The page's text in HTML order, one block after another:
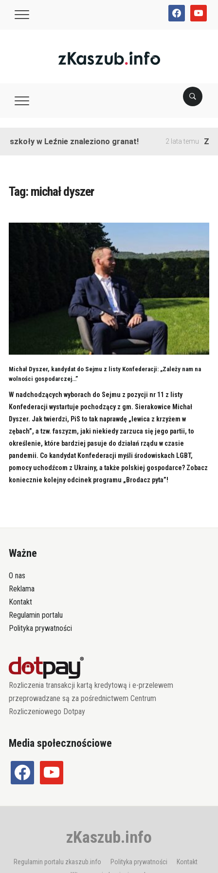
facebookyoutube
szkoły w Leźnie znaleziono granat! 2 lata temu
Tag: michał dyszer
Michał Dyszer, kandydat do Sejmu z listy Konfederacji: „Zależy nam na
wolności gospodarczej…”
W nadchodzących wyborach do Sejmu z pozycji nr 11 z listy
Konfederacji wystartuje pochodzący z gm. Sierakowice Michał
Dyszer. Jak twierdzi, PiS to tak naprawdę „lewica z krzyżem w
zębach”, a tzw. faszyzm, jaki niekiedy zarzuca się jego partii, to
określenie, które bardziej pasuje do działań rządu w czasie
pandemii. Co kandydat Konfederacji myśli środowiskach LGBT,
pomocy uchodźcom z Ukrainy, a także polskiej gospodarce? Zobacz
koniecznie kolejny odcinek programu „Brodacz pyta”!
Ważne
O nas
Reklama
Kontakt
Regulamin portalu
Polityka prywatności
Rozliczenia transakcji kartą kredytową i e-przelewem
przeprowadzane są za pośrednictwem Centrum
Rozliczeniowego Dotpay
Media społecznościowe
facebook youtube
zKaszub.info
Regulamin portalu zkaszub.info Polityka prywatności
Kontakt